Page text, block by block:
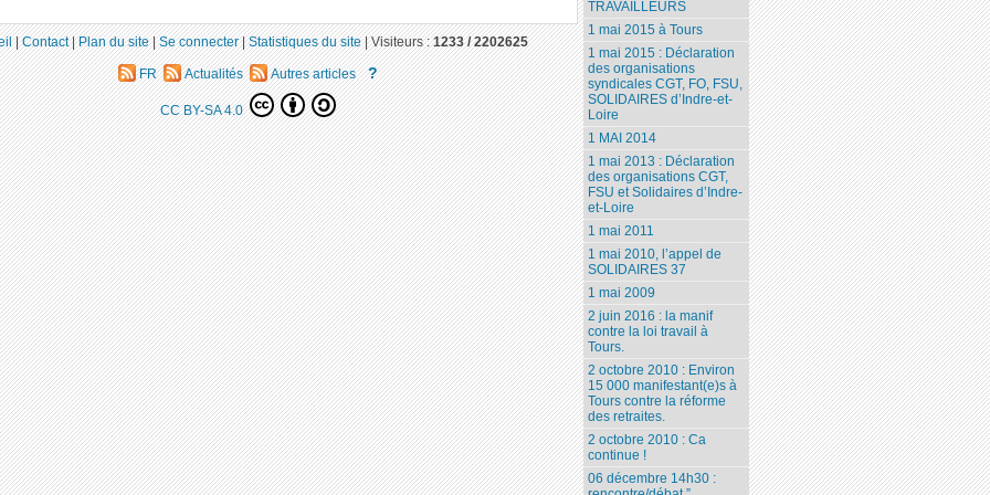
TRAVAILLEURS
1 mai 2015 à Tours
1 mai 2015 : Déclaration
des organisations
syndicales CGT, FO, FSU,
SOLIDAIRES d’Indre-et-
Loire
1 MAI 2014
1 mai 2013 : Déclaration
des organisations CGT,
FSU et Solidaires d’Indre-
et-Loire
1 mai 2011
1 mai 2010, l’appel de
SOLIDAIRES 37
1 mai 2009
2 juin 2016 : la manif
contre la loi travail à
Tours.
2 octobre 2010 : Environ
15 000 manifestant(e)s à
Tours contre la réforme
des retraites.
2 octobre 2010 : Ca
continue !
06 décembre 14h30 :
|Contact|Plan du site|Se connecter|Statistiques du site|Visiteurs :1233 / 2202625
FR Actualités Autres articles ?
CC BY-SA 4.0